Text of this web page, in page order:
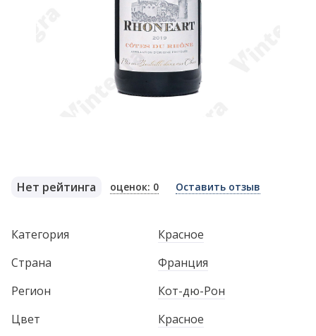
Нет рейтинга оценок: 0 Оставить отзыв
Категория
Красное
Страна
Франция
Регион
Кот-дю-Рон
Цвет
Красное